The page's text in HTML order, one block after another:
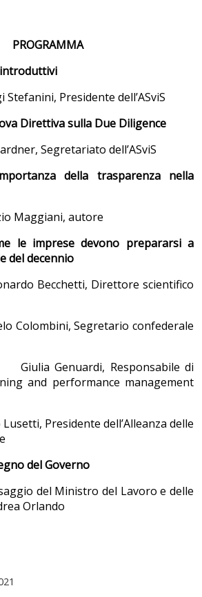
PROGRAMMA
Presidente dell’ASviS
Direttiva sulla Due Diligence
dell’ASviS
della trasparenza nella
autore
le imprese devono prepararsi a
del decennio
Direttore scientifico
Segretario confederale
Responsabile di
and performance management
dell’Alleanza delle
del Governo
Ministro del Lavoro e delle
Orlando